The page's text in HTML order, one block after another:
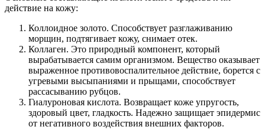
действие на кожу:
Коллоидное золото. Способствует разглаживанию
морщин, подтягивает кожу, снимает отек.
Коллаген. Это природный компонент, который
вырабатывается самим организмом. Вещество оказывает
выраженное противовоспалительное действие, борется с
угревыми высыпаниями и прыщами, способствует
рассасыванию рубцов.
Гиалуроновая кислота. Возвращает коже упругость,
здоровый цвет, гладкость. Надежно защищает эпидермис
от негативного воздействия внешних факторов.